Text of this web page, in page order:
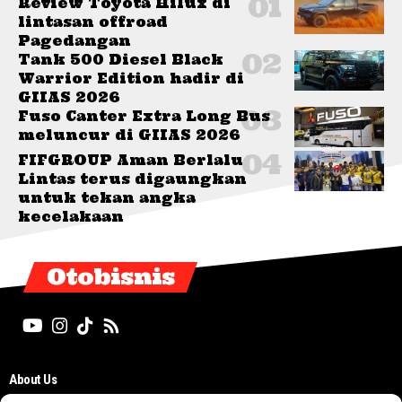
lintasan offroad
Pagedangan
Tank 500 Diesel Black
Warrior Edition hadir di
GIIAS 2026
Fuso Canter Extra Long Bus
meluncur di GIIAS 2026
FIFGROUP Aman Berlalu
Lintas terus digaungkan
untuk tekan angka
kecelakaan
Otobisnis
About Us